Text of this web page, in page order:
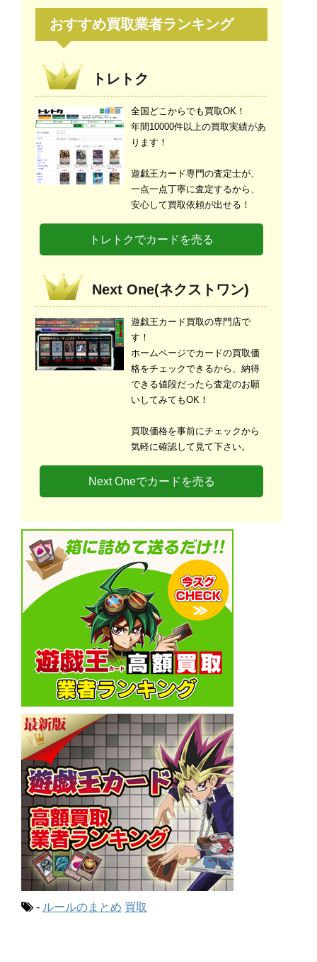
おすすめ買取業者ランキング
トレトク
全国どこからでも買取OK！
年間10000件以上の買取実績があ
ります！
遊戯王カード専門の査定士が、
一点一点丁寧に査定するから、
安心して買取依頼が出せる！
トレトクでカードを売る
Next One(ネクストワン)
遊戯王カード買取の専門店で
す！
ホームページでカードの買取価
格をチェックできるから、納得
できる値段だったら査定のお願
いしてみてもOK！
買取価格を事前にチェックから
気軽に確認して見て下さい。
Next Oneでカードを売る
- ルールのまとめ 買取